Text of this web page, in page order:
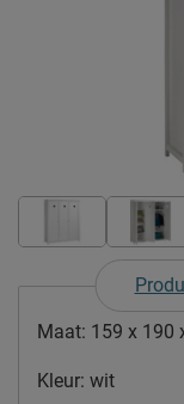
Maat: 159 x 190
Kleur: wit